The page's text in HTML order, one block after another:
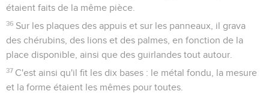
étaient faits de la même pièce.
36 Sur les plaques des appuis et sur les panneaux, il grava
des chérubins, des lions et des palmes, en fonction de la
place disponible, ainsi que des guirlandes tout autour.
37 C'est ainsi qu'il fit les dix bases : le métal fondu, la mesure
et la forme étaient les mêmes pour toutes.